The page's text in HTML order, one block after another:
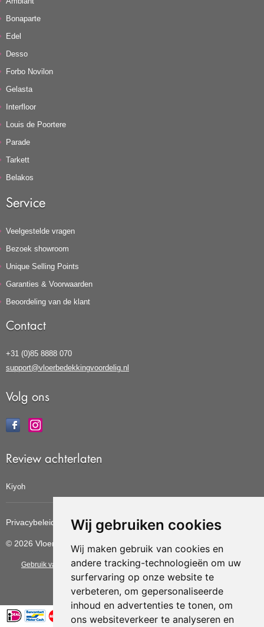
Wij gebruiken cookies
Wij maken gebruik van cookies en
andere tracking-technologieën om uw
surfervaring op onze website te
verbeteren, om gepersonaliseerde
inhoud en advertenties te tonen, om
ons websiteverkeer te analyseren en
Bonaparte
Edel
Desso
Forbo Novilon
Gelasta
Interfloor
Louis de Poortere
Parade
Tarkett
Belakos
Service
Veelgestelde vragen
Bezoek showroom
Unique Selling Points
Garanties & Voorwaarden
Beoordeling van de klant
Contact
+31 (0)85 8888 070
support@vloerbedekkingvoordelig.nl
Volg ons
Review achterlaten
Kiyoh
Privacybeleid Cookiebeleid Update cookies voorkeuren
© 2026 Vloerbedekkingvoordelig
Gebruik van deze site betekent dat u dealgemene voorwaarden van CBW